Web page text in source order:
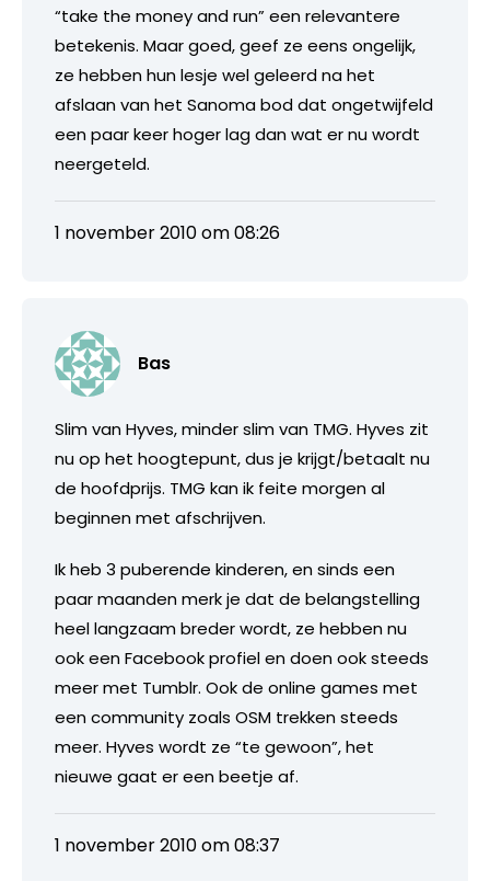
“take the money and run” een relevantere
betekenis. Maar goed, geef ze eens ongelijk,
ze hebben hun lesje wel geleerd na het
afslaan van het Sanoma bod dat ongetwijfeld
een paar keer hoger lag dan wat er nu wordt
neergeteld.
1 november 2010 om 08:26
Bas
Slim van Hyves, minder slim van TMG. Hyves zit
nu op het hoogtepunt, dus je krijgt/betaalt nu
de hoofdprijs. TMG kan ik feite morgen al
beginnen met afschrijven.
Ik heb 3 puberende kinderen, en sinds een
paar maanden merk je dat de belangstelling
heel langzaam breder wordt, ze hebben nu
ook een Facebook profiel en doen ook steeds
meer met Tumblr. Ook de online games met
een community zoals OSM trekken steeds
meer. Hyves wordt ze “te gewoon”, het
nieuwe gaat er een beetje af.
1 november 2010 om 08:37